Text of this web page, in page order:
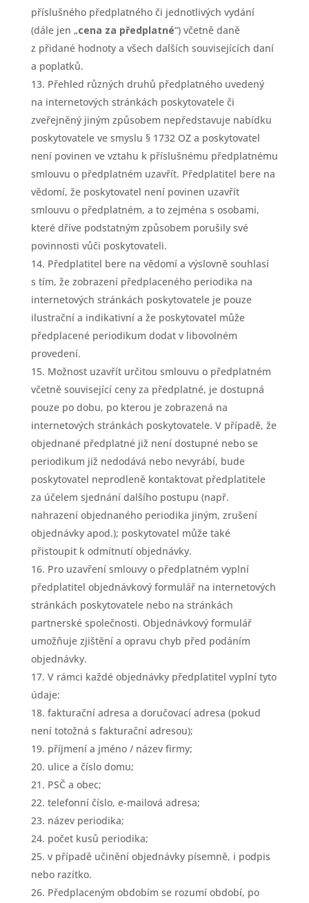
příslušného předplatného či jednotlivých vydání
(dále jen „cena za předplatné“) včetně daně
z přidané hodnoty a všech dalších souvisejících daní
a poplatků.
Přehled různých druhů předplatného uvedený
na internetových stránkách poskytovatele či
zveřejněný jiným způsobem nepředstavuje nabídku
poskytovatele ve smyslu § 1732 OZ a poskytovatel
není povinen ve vztahu k příslušnému předplatnému
smlouvu o předplatném uzavřít. Předplatitel bere na
vědomí, že poskytovatel není povinen uzavřít
smlouvu o předplatném, a to zejména s osobami,
které dříve podstatným způsobem porušily své
povinnosti vůči poskytovateli.
Předplatitel bere na vědomí a výslovně souhlasí
s tím, že zobrazení předplaceného periodika na
internetových stránkách poskytovatele je pouze
ilustrační a indikativní a že poskytovatel může
předplacené periodikum dodat v libovolném
provedení.
Možnost uzavřít určitou smlouvu o předplatném
včetně související ceny za předplatné, je dostupná
pouze po dobu, po kterou je zobrazená na
internetových stránkách poskytovatele. V případě, že
objednané předplatné již není dostupné nebo se
periodikum již nedodává nebo nevyrábí, bude
poskytovatel neprodleně kontaktovat předplatitele
za účelem sjednání dalšího postupu (např.
nahrazení objednaného periodika jiným, zrušení
objednávky apod.); poskytovatel může také
přistoupit k odmítnutí objednávky.
Pro uzavření smlouvy o předplatném vyplní
předplatitel objednávkový formulář na internetových
stránkách poskytovatele nebo na stránkách
partnerské společnosti. Objednávkový formulář
umožňuje zjištění a opravu chyb před podáním
objednávky.
V rámci každé objednávky předplatitel vyplní tyto
údaje:
fakturační adresa a doručovací adresa (pokud
není totožná s fakturační adresou);
příjmení a jméno / název firmy;
ulice a číslo domu;
PSČ a obec;
telefonní číslo, e-mailová adresa;
název periodika;
počet kusů periodika;
v případě učinění objednávky písemně, i podpis
nebo razítko.
Předplaceným obdobím se rozumí období, po